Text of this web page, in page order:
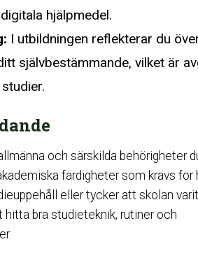
hjälpmedel.
I utbildningen reflekterar du
självbestämmande, vilket är
och särskilda behörigheter
färdigheter som krävs för
eller tycker att skolan
hitta bra studieteknik, rutiner och